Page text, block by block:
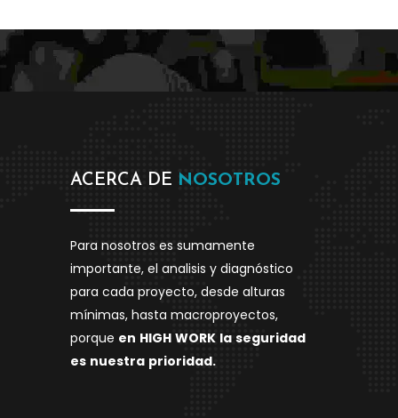
ACERCA DE NOSOTROS
Para nosotros es sumamente
importante, el analisis y diagnóstico
para cada proyecto, desde alturas
mínimas, hasta macroproyectos,
porque en HIGH WORK la seguridad
es nuestra prioridad.